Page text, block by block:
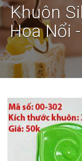
Khuôn
Hoa Nổi